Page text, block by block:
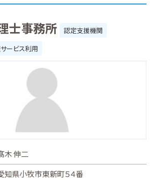
士事務所
認定支援機関
ービス利用
木 伸二
知県小牧市東新町５４番